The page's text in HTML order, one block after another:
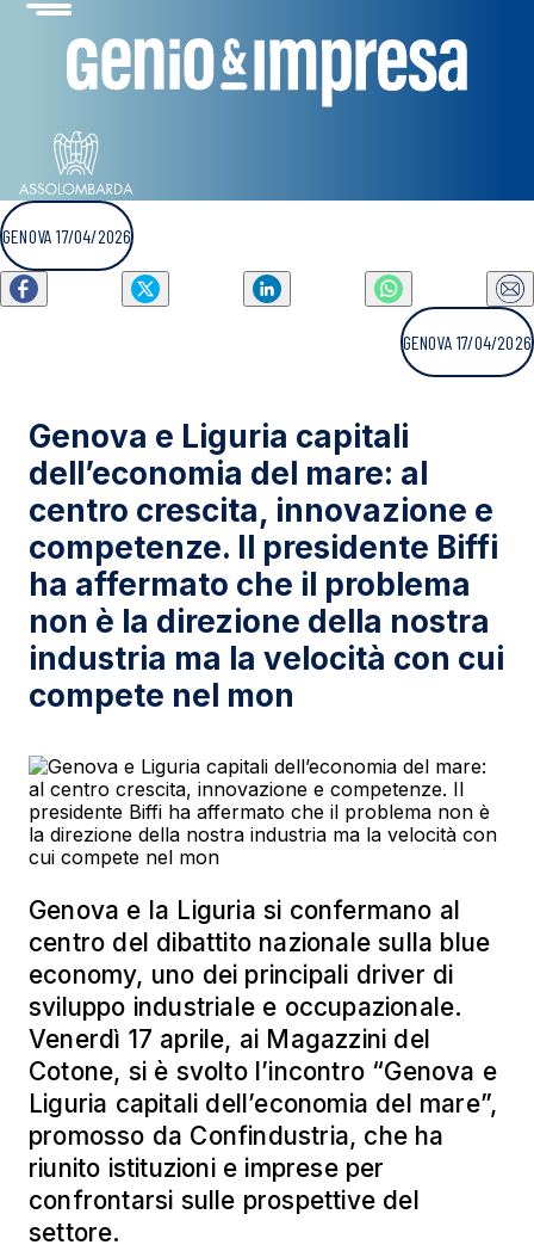
GENOVA 17/04/2026
GENOVA 17/04/2026
Genova e Liguria capitali
dell’economia del mare: al
centro crescita, innovazione e
competenze. Il presidente Biffi
ha affermato che il problema
non è la direzione della nostra
industria ma la velocità con cui
compete nel mon
Genova e la Liguria si confermano al
centro del dibattito nazionale sulla blue
economy, uno dei principali driver di
sviluppo industriale e occupazionale.
Venerdì 17 aprile, ai Magazzini del
Cotone, si è svolto l’incontro “Genova e
Liguria capitali dell’economia del mare”,
promosso da Confindustria, che ha
riunito istituzioni e imprese per
confrontarsi sulle prospettive del
settore.